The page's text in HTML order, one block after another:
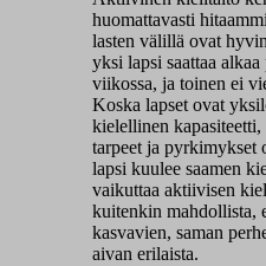
huomattavasti
lasten välillä ovat
yksi lapsi saattaa alkaa
viikossa, ja toinen ei
Koska lapset ovat
kielellinen kapasiteetti,
tarpeet ja pyrkimykset
lapsi kuulee saamen
vaikuttaa aktiivisen
kuitenkin mahdollista,
kasvavien, saman
aivan erilaista.